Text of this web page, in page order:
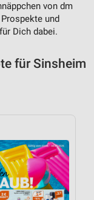
von dm
und
Dich dabei.
für Sinsheim
oder